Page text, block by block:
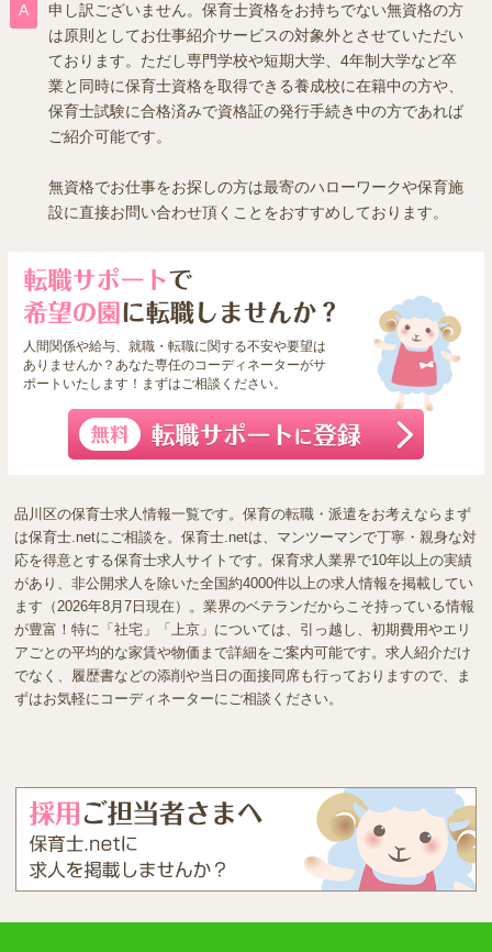
申し訳ございません。保育士資格をお持ちでない無資格の方
は原則としてお仕事紹介サービスの対象外とさせていただい
ております。ただし専門学校や短期大学、4年制大学など卒
業と同時に保育士資格を取得できる養成校に在籍中の方や、
保育士試験に合格済みで資格証の発行手続き中の方であれば
ご紹介可能です。
無資格でお仕事をお探しの方は最寄のハローワークや保育施
設に直接お問い合わせ頂くことをおすすめしております。
人間関係や給与、就職・転職に関する不安や要望は
ありませんか？あなた専任のコーディネーターがサ
ポートいたします！まずはご相談ください。
品川区の保育士求人情報一覧です。保育の転職・派遣をお考えならまず
は保育士.netにご相談を。保育士.netは、マンツーマンで丁寧・親身な対
応を得意とする保育士求人サイトです。保育求人業界で10年以上の実績
があり、非公開求人を除いた全国約4000件以上の求人情報を掲載してい
ます（2026年8月7日現在）。業界のベテランだからこそ持っている情報
が豊富！特に「社宅」「上京」については、引っ越し、初期費用やエリ
アごとの平均的な家賃や物価まで詳細をご案内可能です。求人紹介だけ
でなく、履歴書などの添削や当日の面接同席も行っておりますので、ま
ずはお気軽にコーディネーターにご相談ください。